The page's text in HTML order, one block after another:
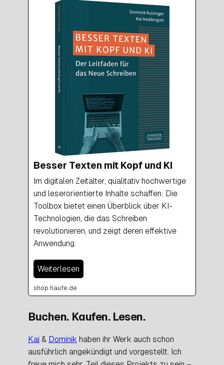
Besser Texten mit Kopf und KI
Im digitalen Zeitalter, qualitativ hochwertige
und leserorientierte Inhalte schaffen: Die
Toolbox bietet einen Überblick über KI-
Technologien, die das Schreiben
revolutionieren, und zeigt deren effektive
Anwendung.
Weiterlesen
shop.haufe.de
Buchen. Kaufen. Lesen.
Kai & Dominik haben ihr Werk auch schon
ausführlich angekündigt und vorgestellt. Ich